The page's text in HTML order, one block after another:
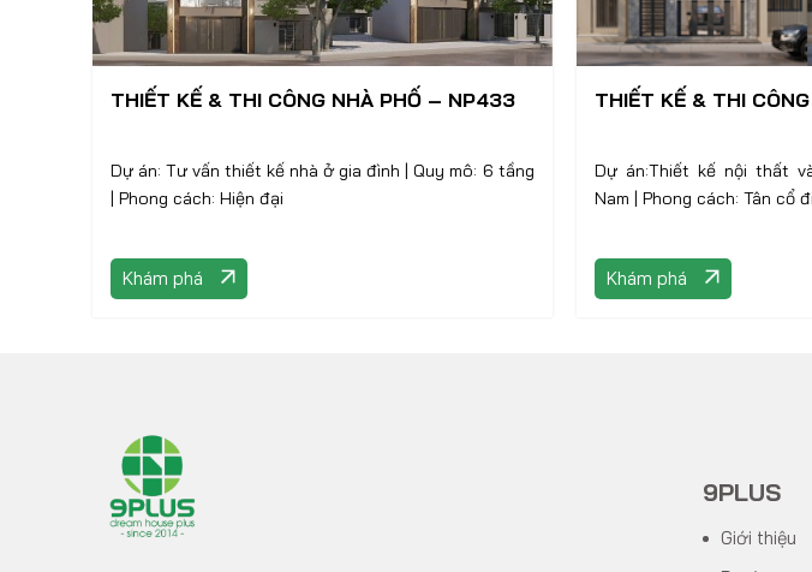
THIẾT KẾ & THI CÔNG NHÀ PHỐ – NP433
Dự án: Tư vấn thiết kế nhà ở gia đình | Quy mô: 6 tầng
| Phong cách: Hiện đại
Khám phá
THIẾT KẾ & THI
Dự án:Thiết kế nội thất
Nam | Phong cách: Tân cổ
Khám phá
9PLUS
Giới thiệu